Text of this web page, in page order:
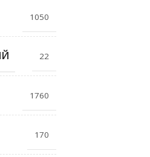
1050
22
1760
170